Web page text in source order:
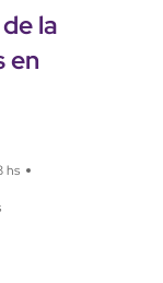
la
en
hs